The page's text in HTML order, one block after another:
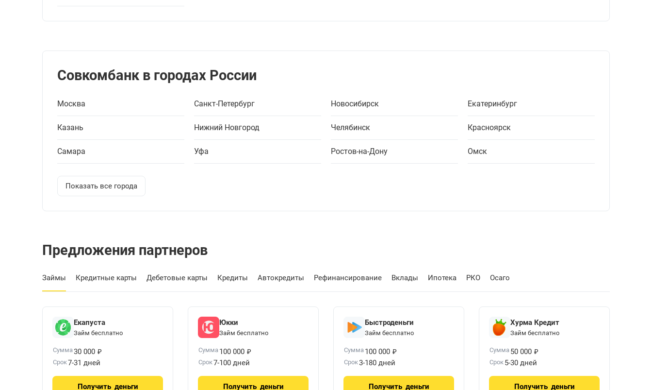
Совкомбанк в городах России
Москва Санкт-Петербург Новосибирск Екатеринбург
Казань Нижний Новгород Челябинск Красноярск
Самара Уфа Ростов-на-Дону Омск
Показать все города
Предложения партнеров
Займы Кредитные карты Дебетовые карты Кредиты Автокредиты Рефинансирование Вклады Ипотека РКО Осаго
Екапуста
Займ бесплатно
Сумма30 000 ₽
Срок7-31 дней
Получить деньги
Юкки
Займ бесплатно
Сумма 100 000 ₽
Срок7-100 дней
Получить деньги
Быстроденьги
Займ бесплатно
Сумма 100 000 ₽
Срок3-180 дней
Получить деньги
Хурма Кредит
Займ бесплатно
Сумма 50 000 ₽
Срок 5-30 дней
Получить деньги